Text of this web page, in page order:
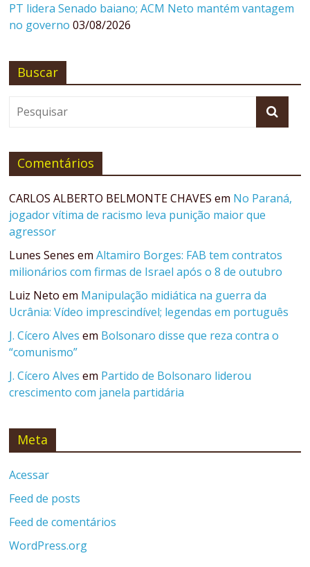
PT lidera Senado baiano; ACM Neto mantém vantagem
no governo 03/08/2026
Buscar
Comentários
CARLOS ALBERTO BELMONTE CHAVES em No Paraná,
jogador vítima de racismo leva punição maior que
agressor
Lunes Senes emAltamiro Borges: FAB tem contratos
milionários com firmas de Israel após o 8 de outubro
Luiz Neto em Manipulação midiática na guerra da
Ucrânia: Vídeo imprescindível; legendas em português
J. Cícero Alves em Bolsonaro disse que reza contra o
“comunismo”
J. Cícero Alves em Partido de Bolsonaro liderou
crescimento com janela partidária
Meta
Acessar
Feed de posts
Feed de comentários
WordPress.org